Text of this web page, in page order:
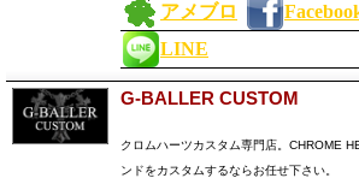
アメブロ
LINE
G-BALLER CUSTOM
クロムハーツカスタム専門店。CHROME
ンドをカスタムするならお任せ下さい。